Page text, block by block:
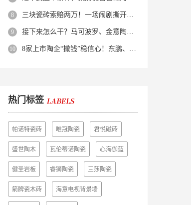
三块瓷砖索赔两万！一场闹剧撕开了装修“碰瓷”的遮羞布
接下来怎么干？马可波罗、金意陶、蒙娜丽莎、箭牌、欧神诺、宏宇…
8家上市陶企“撒钱”稳信心！东鹏、蒙娜丽莎等启动回购增持
热门标签
帕诺特瓷砖 唯冠陶瓷 君悦磁砖
盛世陶木 瓦伦蒂诺陶瓷 心海伽蓝
健圣岩板 睿狮陶瓷 三莎陶瓷
箭牌瓷木砖 海意电视背景墙